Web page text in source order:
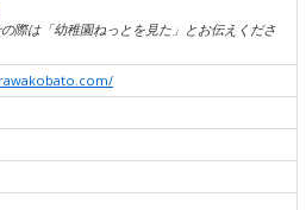
際は「幼稚園ねっとを見た」とお伝えくださ